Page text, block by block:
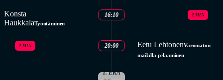
Konsta
HaukkalaTyöntäminen
2 MIN
16:10
20:00 Eetu LehtonenVaromaton
mailalla pelaaminen
2 MIN
1. ERÄ